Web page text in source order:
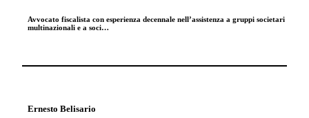
Avvocato fiscalista con esperienza decennale nell’assistenza a gruppi societari
multinazionali e a soci…
Ernesto Belisario